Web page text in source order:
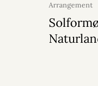
Arrangement
2026